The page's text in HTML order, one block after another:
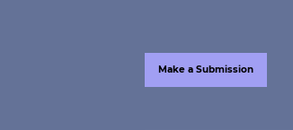
Make a Submission